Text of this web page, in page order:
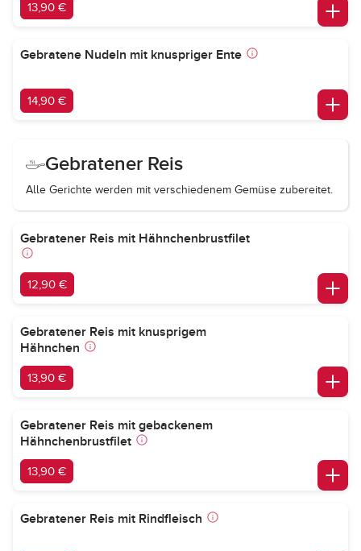
13,90 €
Gebratene Nudeln mit knuspriger Ente
14,90 €
Gebratener Reis
Alle Gerichte werden mit verschiedenem Gemüse zubereitet.
Gebratener Reis mit Hähnchenbrustfilet
12,90 €
Gebratener Reis mit knusprigem
Hähnchen
13,90 €
Gebratener Reis mit gebackenem
Hähnchenbrustfilet
13,90 €
Gebratener Reis mit Rindfleisch